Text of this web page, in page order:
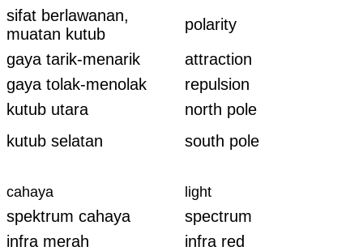
sifat berlawanan,
muatan kutub
polarity
gaya tarik-menarik
attraction
gaya tolak-menolak
repulsion
kutub utara
north pole
kutub selatan
south pole
cahaya light
spektrum cahaya
spectrum
infra merah
infra red